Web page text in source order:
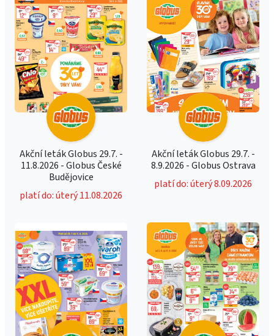
Akční leták Globus 29.7. -
11.8.2026 - Globus České
Budějovice
platí do: úterý 11.08.2026
Akční leták Globus 29.7. -
8.9.2026 - Globus Ostrava
platí do: úterý 8.09.2026